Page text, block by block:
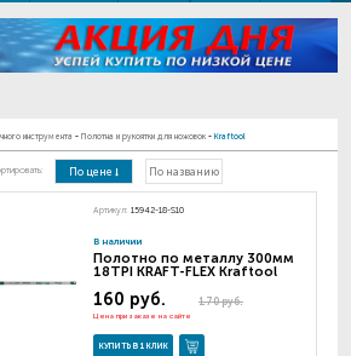
инструмента - Полотна и рукоятки для ножовок - Kraftool
По цене По названию
Артикул: 15942-18-S10
В наличии
Полотно по металлу 300мм
18TPI KRAFT-FLEX Kraftool
170 руб.
160 руб.
Цена при заказе на сайте
КУПИТЬ В 1 КЛИК